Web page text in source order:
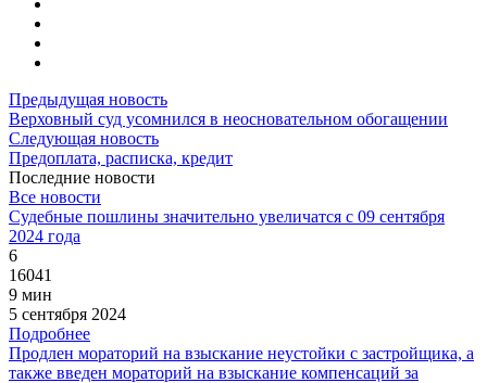
Предыдущая новость
Верховный суд усомнился в неосновательном обогащении
Следующая новость
Предоплата, расписка, кредит
Последние новости
Все новости
Судебные пошлины значительно увеличатся с 09 сентября
2024 года
6
16041
9 мин
5 сентября 2024
Подробнее
Продлен мораторий на взыскание неустойки с застройщика, а
также введен мораторий на взыскание компенсаций за